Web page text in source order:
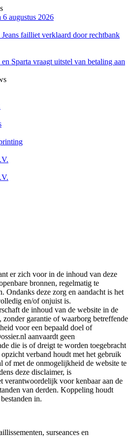
augustus 2026
failliet verklaard door rechtbank
Sparta vraagt uitstel van betaling aan
er zich voor in de inhoud van deze
bronnen, regelmatig te
Ondanks deze zorg en aandacht is het
en/of onjuist is.
de inhoud van de website in de
garantie of waarborg betreffende
voor een bepaald doel of
aanvaardt geen
die is of dreigt te worden toegebracht
verband houdt met het gebruik
of met de onmogelijkheid de website te
deze disclaimer, is
verantwoordelijk voor kenbaar aan de
van derden. Koppeling houdt
in.
surseances en